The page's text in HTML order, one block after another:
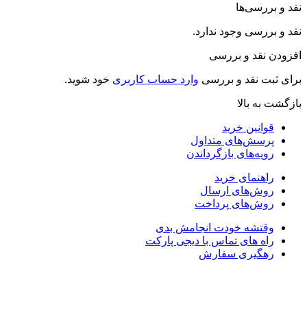
وجود ندارد.
بررسی
و بررسیوارد حساب کاربریخود شوید.
خرید
متداول
بازگرداندن
خرید
ارسال
پرداخت
خودت انجامش بدی
تماس با دیجی پارکت
سفارش